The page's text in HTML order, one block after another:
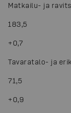
Matkailu- ja
183,5
+0,7
Tavaratalo- ja
71,5
+0,9